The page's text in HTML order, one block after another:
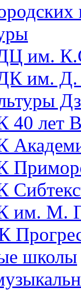
им.
им. Д.
40 лет
М.
школы